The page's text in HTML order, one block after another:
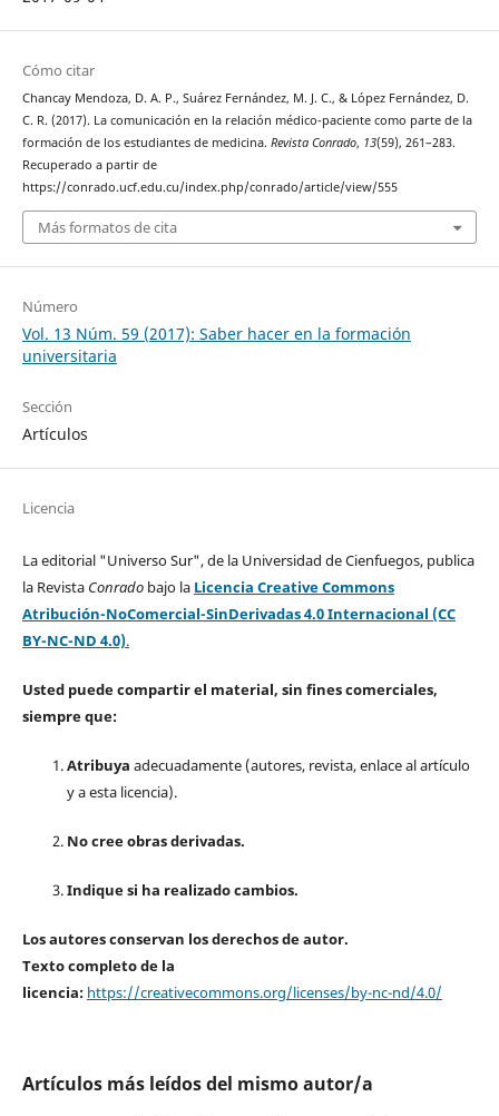
Cómo citar
Chancay Mendoza, D. A. P., Suárez Fernández, M. J. C., & López Fernández, D.
C. R. (2017). La comunicación en la relación médico-paciente como parte de la
formación de los estudiantes de medicina. Revista Conrado, 13(59), 261–283.
Recuperado a partir de
https://conrado.ucf.edu.cu/index.php/conrado/article/view/555
Más formatos de cita
Número
Vol. 13 Núm. 59 (2017): Saber hacer en la formación
universitaria
Sección
Artículos
Licencia
La editorial "Universo Sur", de la Universidad de Cienfuegos, publica
la Revista Conradobajo la Licencia Creative Commons
Atribución-NoComercial-SinDerivadas 4.0 Internacional (CC
BY-NC-ND 4.0).
Usted puede compartir el material, sin fines comerciales,
siempre que:
Atribuya adecuadamente (autores, revista, enlace al artículo
y a esta licencia).
No cree obras derivadas.
Indique si ha realizado cambios.
Los autores conservan los derechos de autor.
Texto completo de la
licencia: https://creativecommons.org/licenses/by-nc-nd/4.0/
Artículos más leídos del mismo autor/a